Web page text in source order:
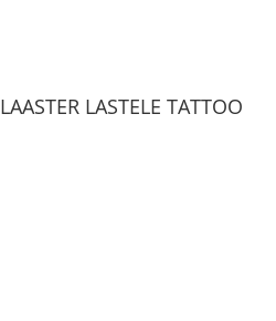
LASTELE TATTOO